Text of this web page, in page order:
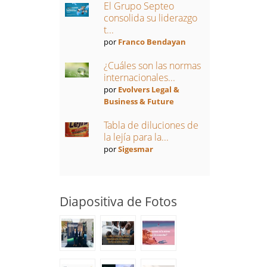
El Grupo Septeo
consolida su liderazgo
t...
por Franco Bendayan
¿Cuáles son las normas
internacionales...
por Evolvers Legal &
Business & Future
Tabla de diluciones de
la lejía para la...
porSigesmar
Diapositiva de Fotos